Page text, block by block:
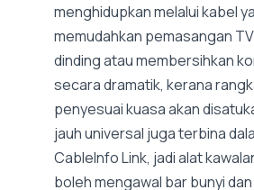
menghidupkan melalui kabel
memudahkan pemasangan
dinding atau membersihkan
secara dramatik, kerana
penyesuai kuasa akan
jauh universal juga terbina
CableInfo Link, jadi alat
boleh mengawal bar bunyi